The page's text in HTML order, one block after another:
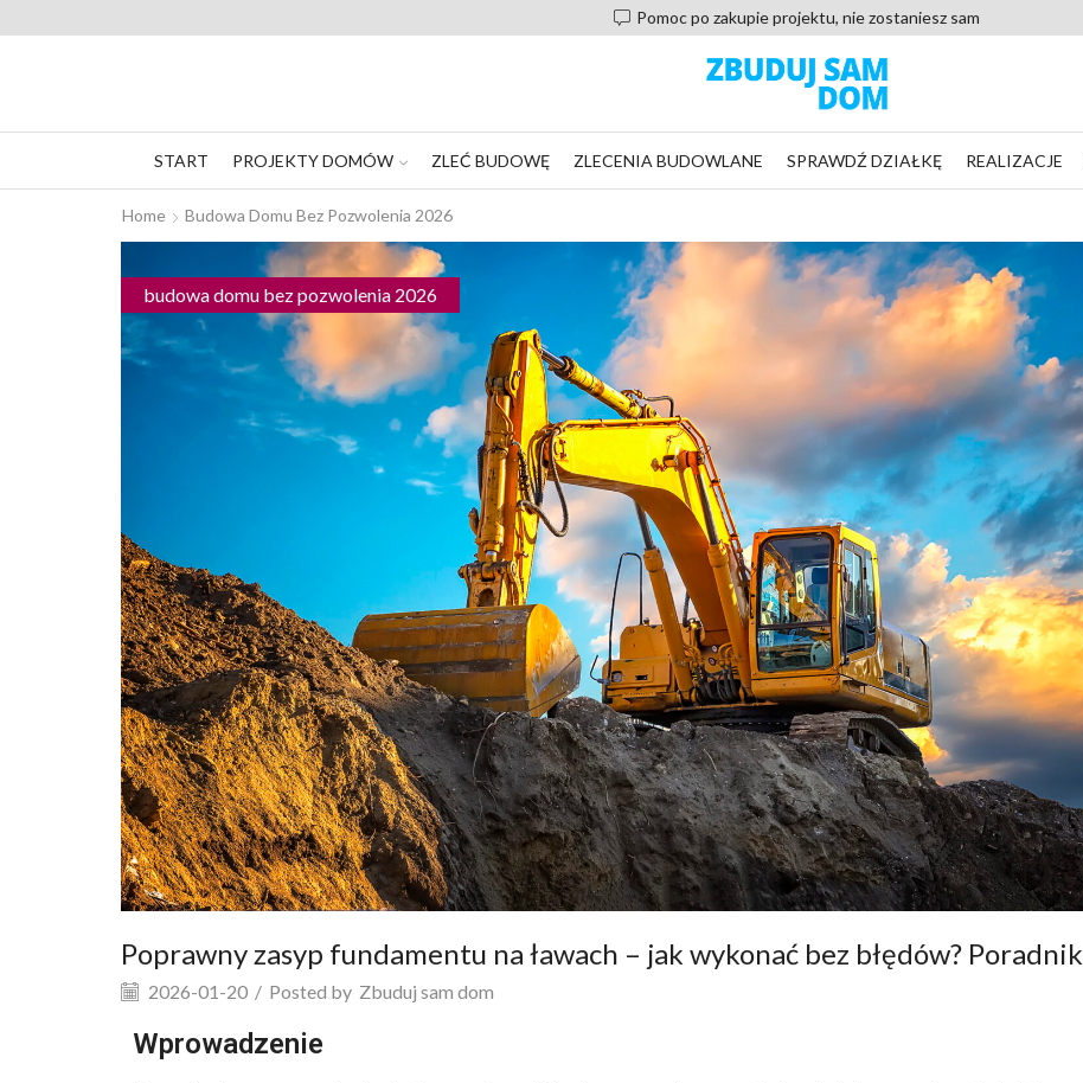
Pomoc po zakupie projektu, nie zostaniesz sam
START PROJEKTY DOMÓW ZLEĆ BUDOWĘ ZLECENIA BUDOWLANE SPRAWDŹ DZIAŁKĘ REALIZACJE
Home Budowa Domu Bez Pozwolenia 2026
budowa domu bez pozwolenia 2026
Poprawny zasyp fundamentu na ławach – jak wykonać bez błędów? Poradnik
2026-01-20 / Posted by Zbuduj sam dom
Wprowadzenie